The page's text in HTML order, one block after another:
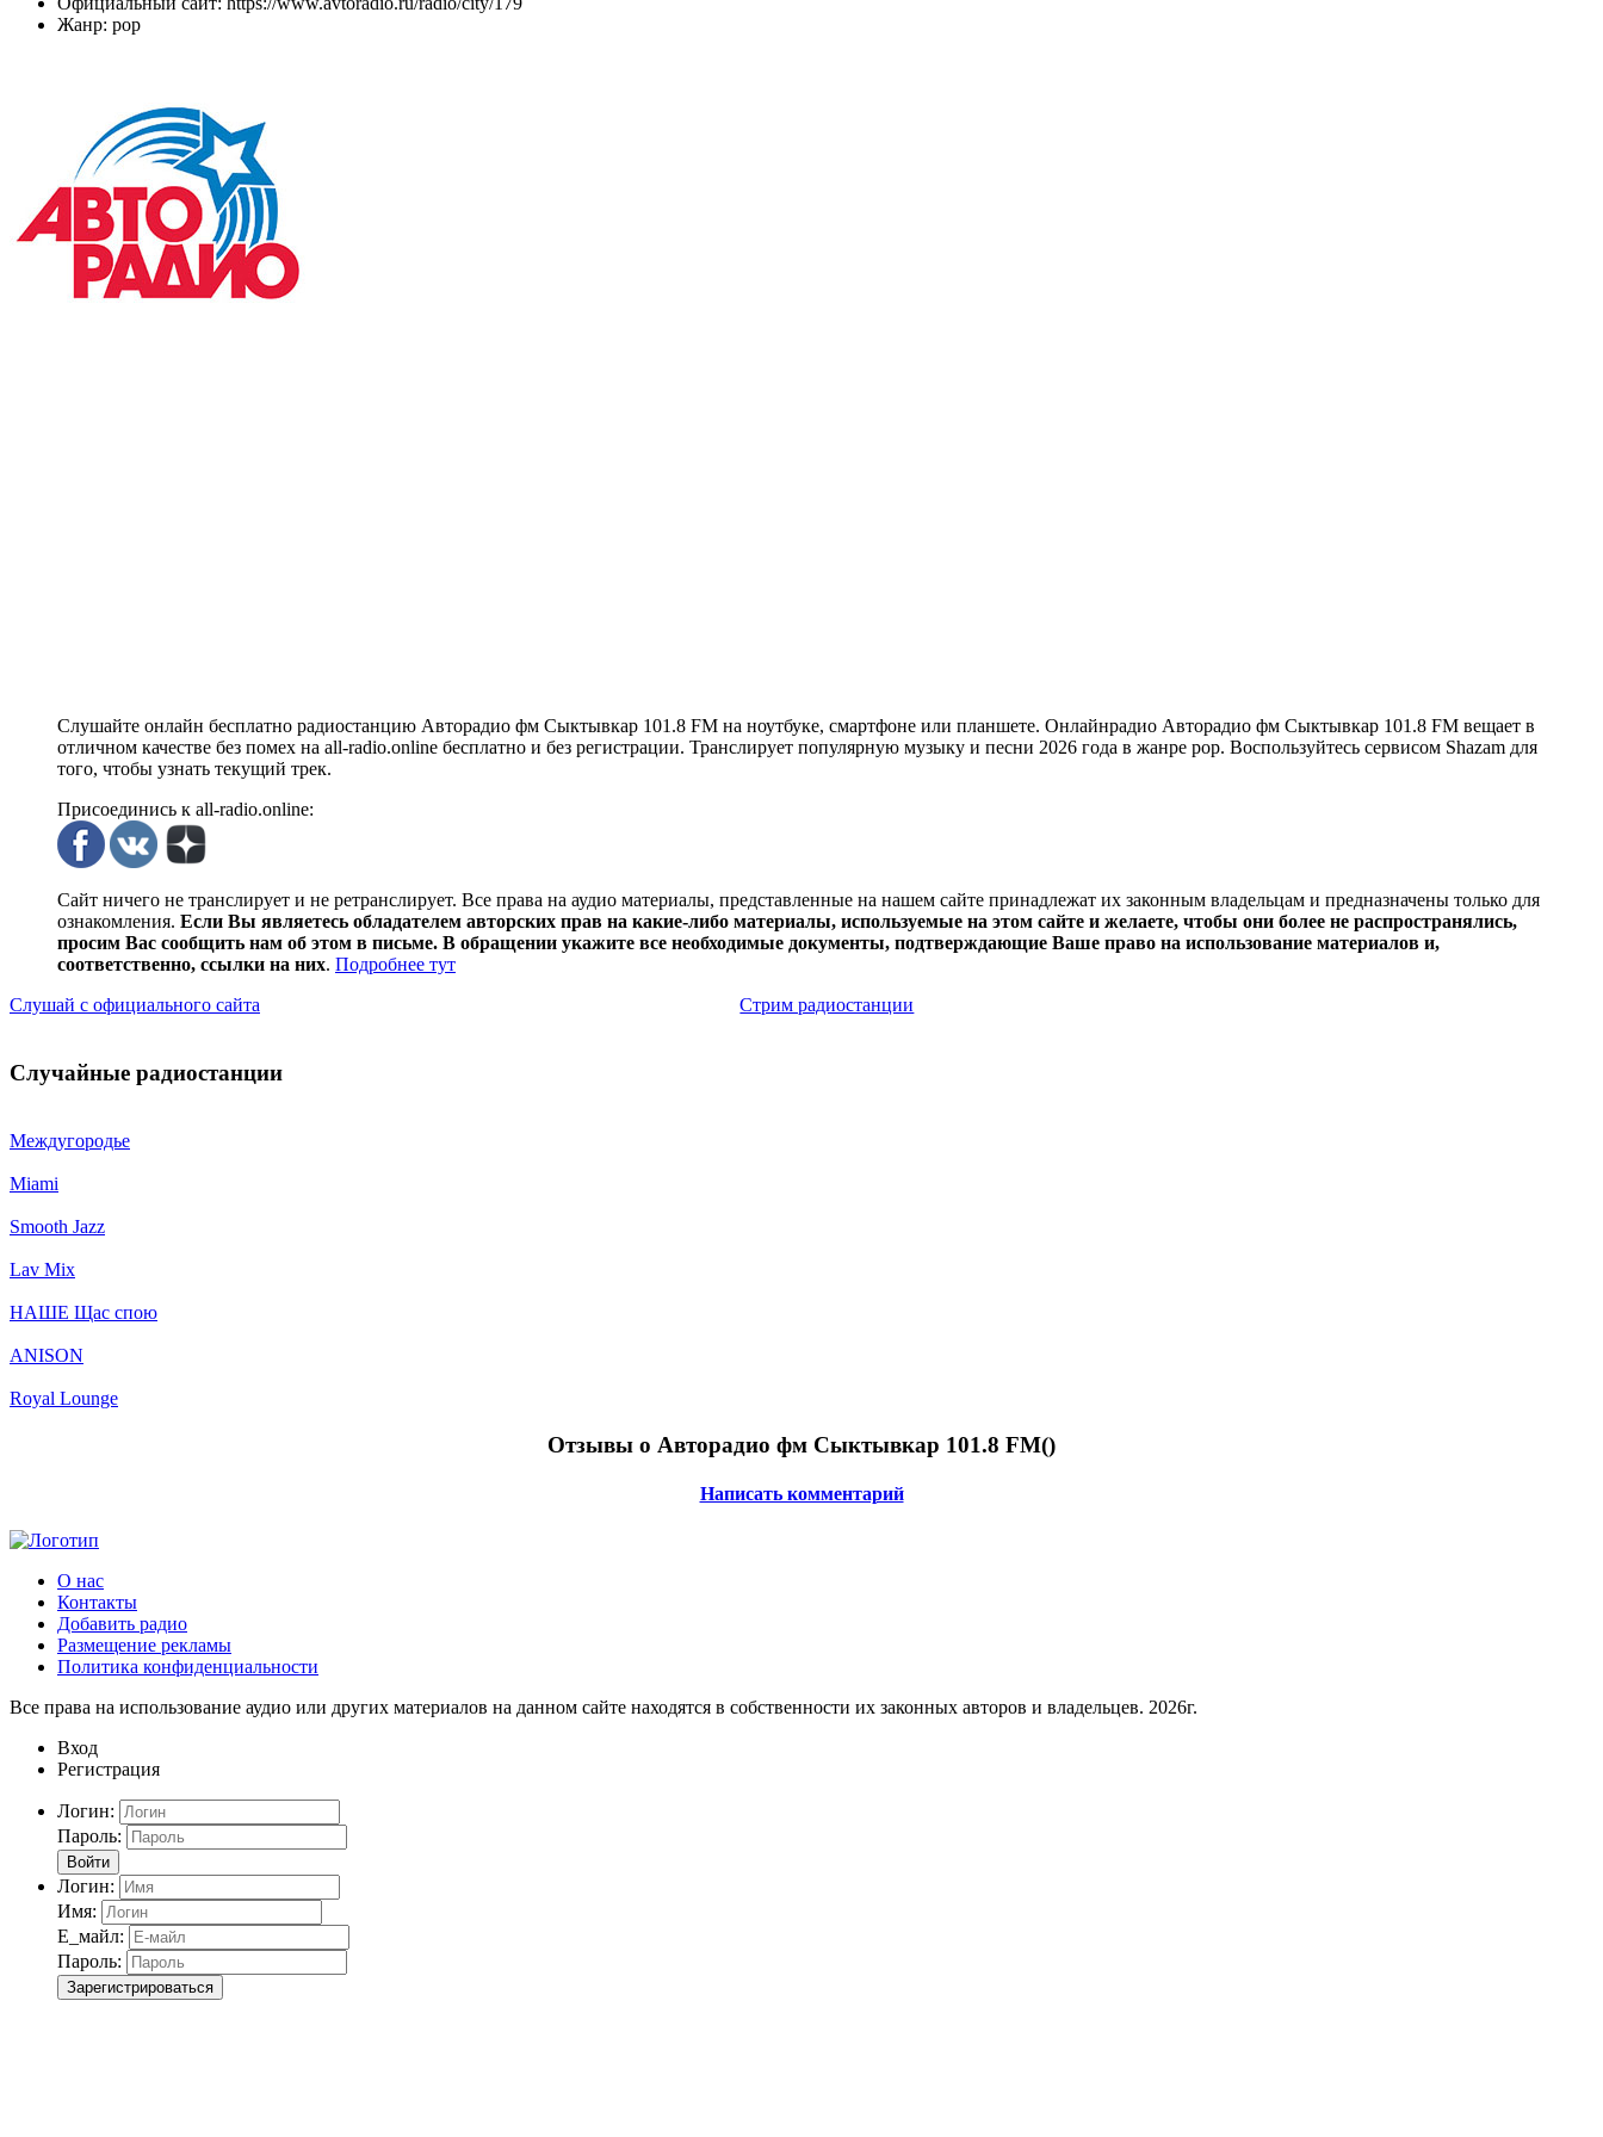
Жанр: pop
Слушайте онлайн бесплатно радиостанцию Авторадио фм Сыктывкар 101.8 FM на ноутбуке, смартфоне или планшете. Онлайнрадио Авторадио фм Сыктывкар 101.8 FM вещает в
отличном качестве без помех на all-radio.online бесплатно и без регистрации. Транслирует популярную музыку и песни 2026 года в жанре pop. Воспользуйтесь сервисом Shazam для
того, чтобы узнать текущий трек.
Присоединись к all-radio.online:
Сайт ничего не транслирует и не ретранслирует. Все права на аудио материалы, представленные на нашем сайте принадлежат их законным владельцам и предназначены только для
ознакомления. Если Вы являетесь обладателем авторских прав на какие-либо материалы, используемые на этом сайте и желаете, чтобы они более не распространялись,
просим Вас сообщить нам об этом в письме. В обращении укажите все необходимые документы, подтверждающие Ваше право на использование материалов и,
соответственно, ссылки на них. Подробнее тут
Слушай с официального сайта
Стрим радиостанции
Случайные радиостанции
Междугородье
Miami
Smooth Jazz
Lav Mix
НАШЕ Щас спою
ANISON
Royal Lounge
Отзывы о Авторадио фм Сыктывкар 101.8 FM()
Написать комментарий
О нас
Контакты
Добавить радио
Размещение рекламы
Политика конфиденциальности
Все права на использование аудио или других материалов на данном сайте находятся в собственности их законных авторов и владельцев. 2026г.
Вход
Регистрация
Логин:
Пароль:
Войти
Логин:
Имя:
Е_майл:
Пароль:
Зарегистрироваться